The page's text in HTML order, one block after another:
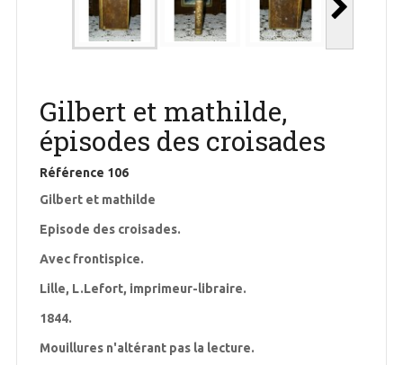
Gilbert et mathilde,
épisodes des croisades
Référence 106
Gilbert et mathilde
Episode des croisades.
Avec frontispice.
Lille, L.Lefort, imprimeur-libraire.
1844.
Mouillures n'altérant pas la lecture.